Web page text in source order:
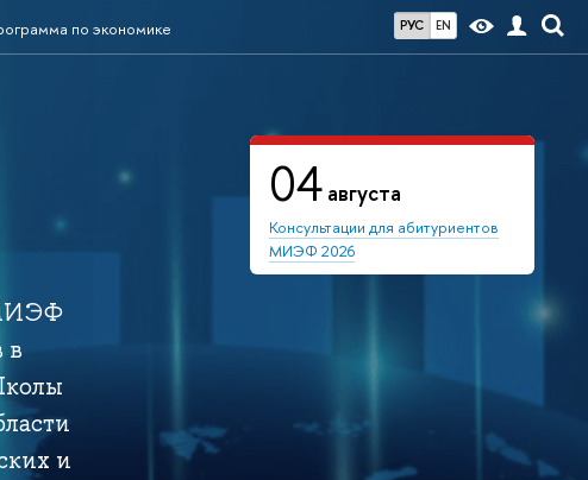
РУС EN
по экономике
04 августа
Консультации для абитуриентов
МИЭФ 2026
в
и